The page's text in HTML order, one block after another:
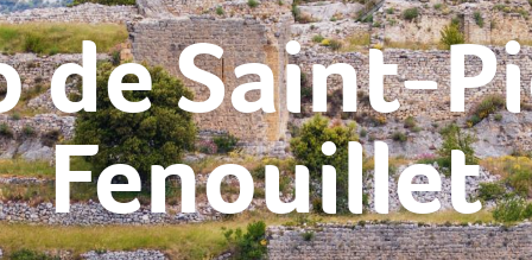
de Saint-
Fenouillet